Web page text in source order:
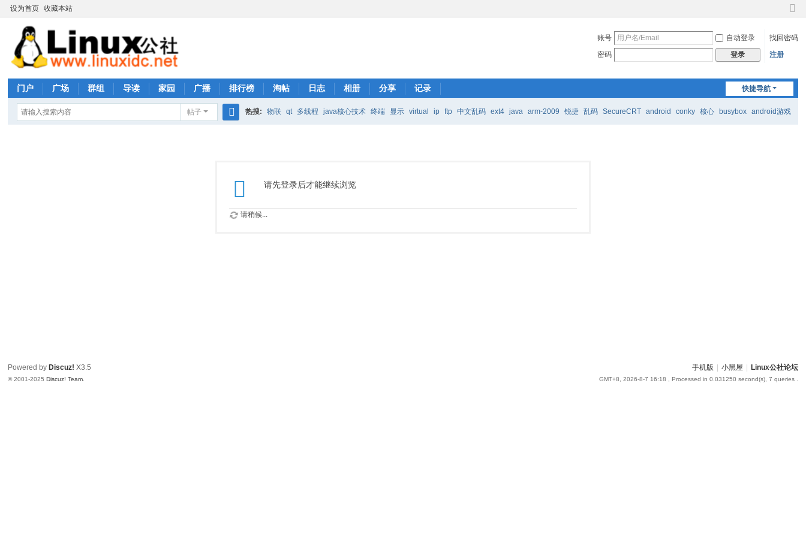
设为首页 收藏本站
切
到
账号 自动登录
找回密码
密码
登录 注册
快捷导航
门户 广场 群组 导读 家园 广播 排行榜 淘帖 日志 相册 分享 记录
帖子 热搜: 物联 qt 多线程 java核心技术 终端 显示 virtual ip ftp 中文乱码 ext4 java arm-2009 锐捷 乱码 SecureCRT android conky 核心 busybox android游戏
请先登录后才能继续浏览
请稍候...
手机版 小黑屋 Linux公社论坛
GMT+8, 2026-8-7 16:18 , Processed in 0.031250 second(s), 7 queries .
Powered by Discuz! X3.5
© 2001-2025Discuz! Team